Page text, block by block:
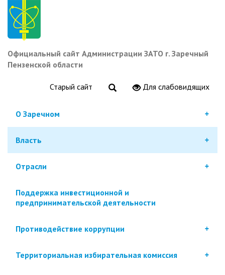
Перейти
основному
содержанию
Официальный сайт Администрации ЗАТО г. Заречный
Пензенской области
Старый сайт Для слабовидящих
О Заречном
Власть
Отрасли
Поддержка инвестиционной и
предпринимательской деятельности
Противодействие коррупции
Территориальная избирательная комиссия